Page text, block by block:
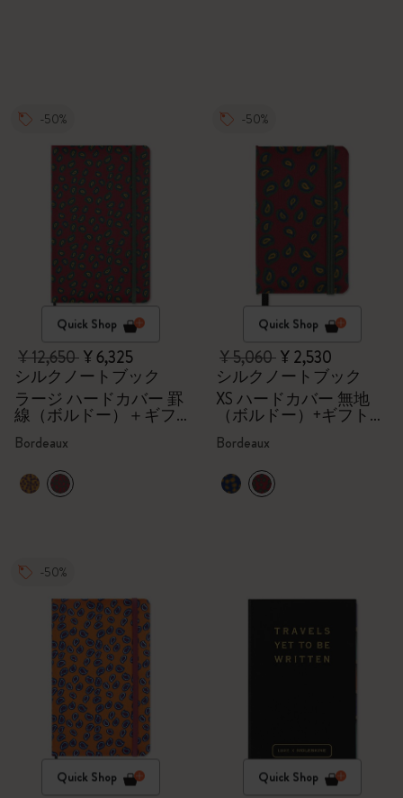
-50%
Quick Shop
¥ 12,650¥ 6,325
シルクノートブック
ラージ ハードカバー 罫
線（ボルドー）＋ギフ
トボックス
Bordeaux
-50%
Quick Shop
¥ 5,060¥ 2,530
シルクノートブック
XS ハードカバー 無地
（ボルドー）+ギフトボ
ックス
Bordeaux
-50%
Quick Shop Quick Shop